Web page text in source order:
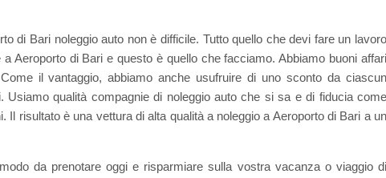
di Bari noleggio auto non è difficile. Tutto quello che devi fare un lavoro
Aeroporto di Bari e questo è quello che facciamo. Abbiamo buoni affari
il vantaggio, abbiamo anche usufruire di uno sconto da ciascun
Usiamo qualità compagnie di noleggio auto che si sa e di fiducia come
Il risultato è una vettura di alta qualità a noleggio a Aeroporto di Bari a un
da prenotare oggi e risparmiare sulla vostra vacanza o viaggio di